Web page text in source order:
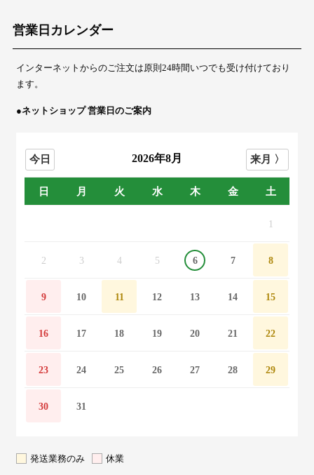
営業日カレンダー
インターネットからのご注文は原則24時間いつでも受け付けており
ます。
●ネットショップ 営業日のご案内
2026年8月
日 月 火 水 木 金 土
1
2 3 4 5 6 7 8
9 10 11 12 13 14 15
16 17 18 19 20 21 22
23 24 25 26 27 28 29
30 31
発送業務のみ 休業